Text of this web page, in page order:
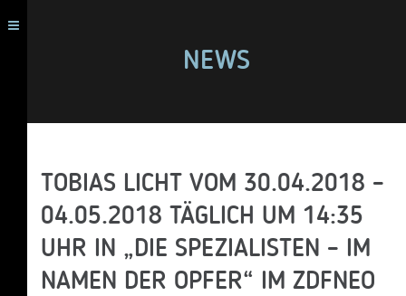
NEWS
TOBIAS LICHT VOM 30.04.2018 –
04.05.2018 TÄGLICH UM 14:35
UHR IN „DIE SPEZIALISTEN – IM
NAMEN DER OPFER“ IM ZDFNEO